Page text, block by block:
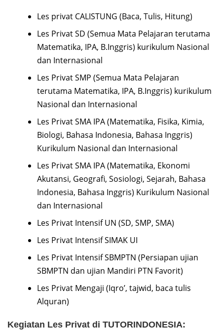
Les privat CALISTUNG (Baca, Tulis, Hitung)
Les Privat SD (Semua Mata Pelajaran terutama
Matematika, IPA, B.Inggris) kurikulum Nasional
dan Internasional
Les Privat SMP (Semua Mata Pelajaran
terutama Matematika, IPA, B.Inggris) kurikulum
Nasional dan Internasional
Les Privat SMA IPA (Matematika, Fisika, Kimia,
Biologi, Bahasa Indonesia, Bahasa Inggris)
Kurikulum Nasional dan Internasional
Les Privat SMA IPA (Matematika, Ekonomi
Akutansi, Geografi, Sosiologi, Sejarah, Bahasa
Indonesia, Bahasa Inggris) Kurikulum Nasional
dan Internasional
Les Privat Intensif UN (SD, SMP, SMA)
Les Privat Intensif SIMAK UI
Les Privat Intensif SBMPTN (Persiapan ujian
SBMPTN dan ujian Mandiri PTN Favorit)
Les Privat Mengaji (Iqro’, tajwid, baca tulis
Alquran)
Kegiatan Les Privat di TUTORINDONESIA: